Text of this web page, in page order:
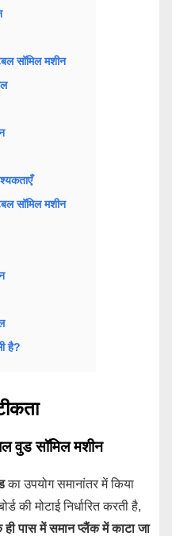
सॉमिल मशीन
सॉमिल मशीन
है?
वुड सॉमिल मशीन
का उपयोग समानांतर में किया
की मोटाई निर्धारित करती है,
ही पास में समान प्लैंक में काटा जा